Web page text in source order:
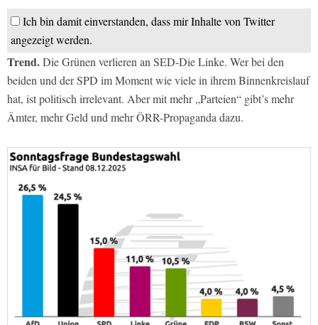
Ich bin damit einverstanden, dass mir Inhalte von Twitter
angezeigt werden.
Trend.Die Grünen verlieren an SED-Die Linke. Wer bei den
beiden und der SPD im Moment wie viele in ihrem Binnenkreislauf
hat, ist politisch irrelevant. Aber mit mehr „Parteien“ gibt’s mehr
Ämter, mehr Geld und mehr ÖRR-Propaganda dazu.